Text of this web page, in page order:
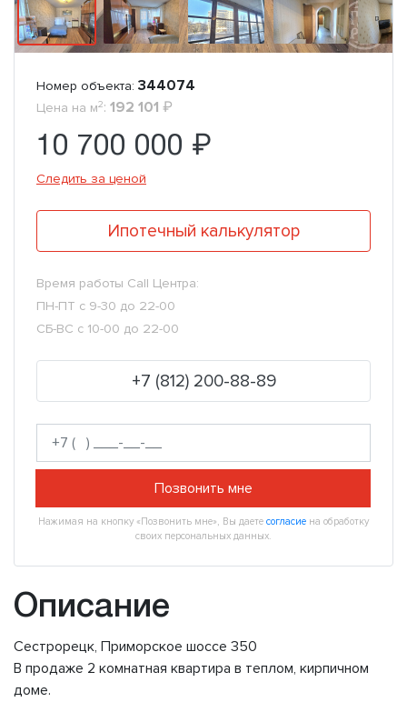
Номер объекта: 344074
Цена на м2: 192 101 ₽
10 700 000 ₽
Следить за ценой
Ипотечный калькулятор
Время работы Call Центра:
ПН-ПТ с 9-30 до 22-00
СБ-ВС с 10-00 до 22-00
+7 (812) 200-88-89
Позвонить мне
Нажимая на кнопку «Позвонить мне», Вы даете согласие на обработку
своих персональных данных.
Описание
Сестрорецк, Приморское шоссе 350
В продаже 2 комнатная квартира в теплом, кирпичном
доме.